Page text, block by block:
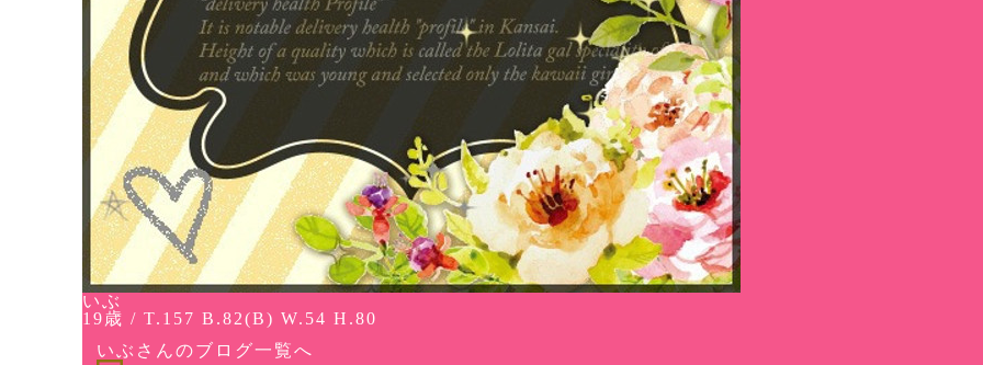
いぶ
19歳 / T.157 B.82(B) W.54 H.80
いぶさんのブログ一覧へ